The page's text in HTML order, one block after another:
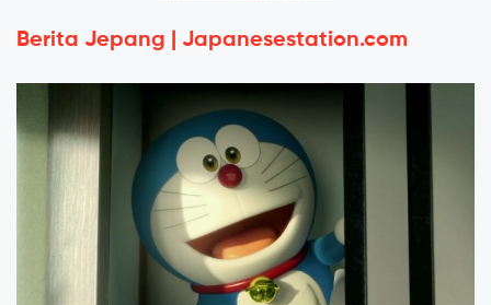
Berita Jepang | Japanesestation.com